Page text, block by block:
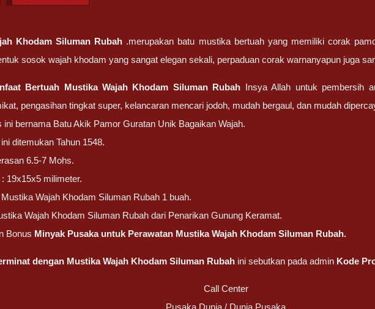
Khodam Siluman Rubah .merupakan batu mustika bertuah yang memiliki corak
sosok wajah khodam yang sangat elegan sekali, perpaduan corak warnanyapun juga
Bertuah Mustika Wajah Khodam Siluman Rubah Insya Allah untuk pembersih
pengasihan tingkat super, kelancaran mencari jodoh, mudah bergaul, dan mudah
ini bernama Batu Akik Pamor Guratan Unik Bagaikan Wajah.
ditemukan Tahun 1548.
6.5-7 Mohs.
19x15x5 milimeter.
Wajah Khodam Siluman Rubah 1 buah.
Wajah Khodam Siluman Rubah dari Penarikan Gunung Keramat.
Bonus Minyak Pusaka untuk Perawatan Mustika Wajah Khodam Siluman Rubah.
dengan Mustika Wajah Khodam Siluman Rubah ini sebutkan pada admin Kode
Call Center
Pusaka Dunia / Dunia Pusaka